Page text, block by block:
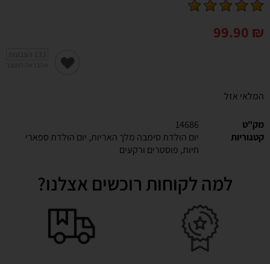
99.90 ₪
המלאי אזל
מק"ט
14686
קטגוריות
יום הולדת סימבה מלך האריות, יום הולדת ספארי
חיות, פוסטרים ורקעים
למה לקוחות רוכשים אצלנו?